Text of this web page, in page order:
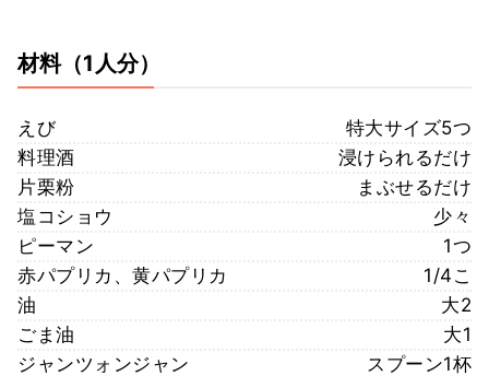
材料（1人分）
えび
特大サイズ5つ
料理酒
浸けられるだけ
片栗粉
まぶせるだけ
塩コショウ
少々
ピーマン
1つ
赤パプリカ、黄パプリカ
1/4こ
油
大2
ごま油
大1
ジャンツォンジャン
スプーン1杯